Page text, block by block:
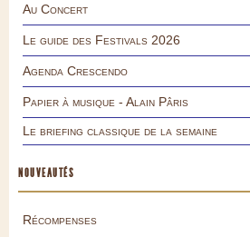
Au Concert
Le guide des Festivals 2026
Agenda Crescendo
Papier à musique - Alain Pâris
Le briefing classique de la semaine
NOUVEAUTÉS
Récompenses